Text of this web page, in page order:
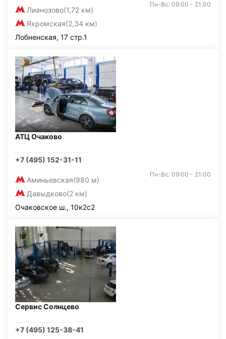
Лианозово(1,72 км)
Яхромская(2,34 км)
Пн-Вс: 09:00 - 21:00
Лобненская, 17 стр.1
АТЦ Очаково
+7 (495) 152-31-11
Аминьевская(980 м)
Давыдково(2 км)
Пн-Вс: 09:00 - 21:00
Очаковское ш., 10к2с2
Сервис Солнцево
+7 (495) 125-38-41